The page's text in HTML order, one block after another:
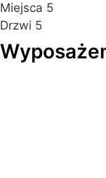
Miejsca 5
Drzwi 5